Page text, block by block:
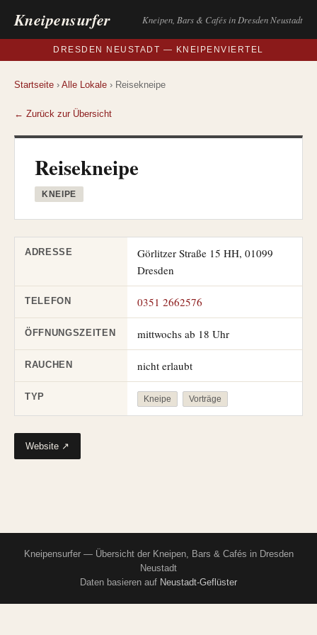
Kneipensurfer Kneipen, Bars & Cafés in Dresden Neustadt
DRESDEN NEUSTADT — KNEIPENVIERTEL
Startseite › Alle Lokale › Reisekneipe
← Zurück zur Übersicht
Reisekneipe
KNEIPE
ADRESSE
Görlitzer Straße 15 HH, 01099
Dresden
TELEFON 0351 2662576
ÖFFNUNGSZEITEN mittwochs ab 18 Uhr
RAUCHEN nicht erlaubt
TYP Kneipe Vorträge
Website ↗
Kneipensurfer — Übersicht der Kneipen, Bars & Cafés in Dresden
Neustadt
Daten basieren auf Neustadt-Geflüster